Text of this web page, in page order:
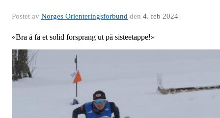
Postet av Norges Orienteringsforbund den 4. feb 2024
«Bra å få et solid forsprang ut på sisteetappe!»